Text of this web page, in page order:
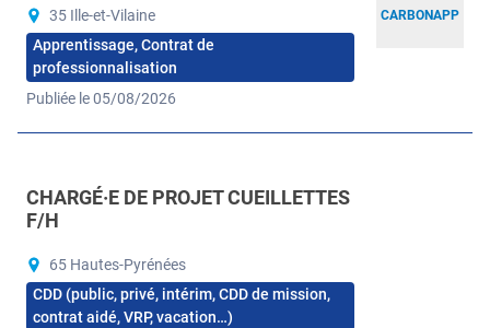
CARBONAPP
35 Ille-et-Vilaine
Apprentissage, Contrat de
professionnalisation
Publiée le 05/08/2026
CHARGÉ·E DE PROJET CUEILLETTES
F/H
65 Hautes-Pyrénées
CDD (public, privé, intérim, CDD de mission,
contrat aidé, VRP, vacation…)